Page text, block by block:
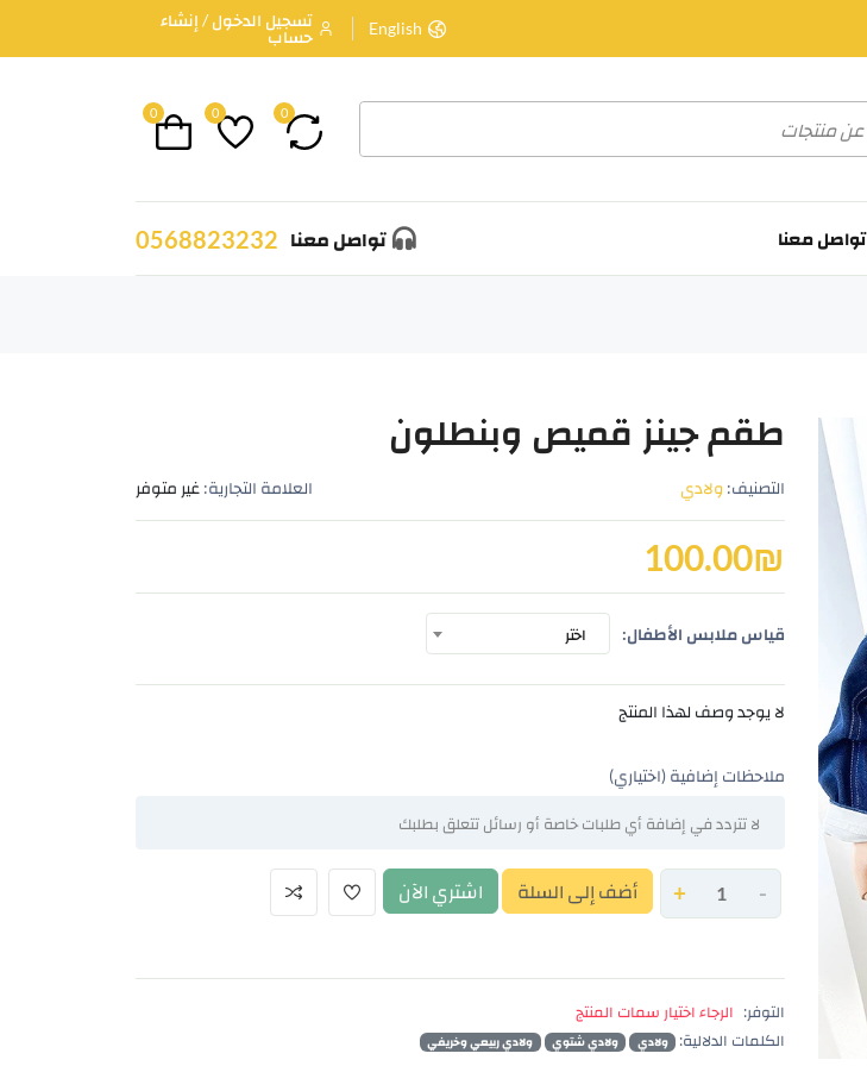
English
تسجيل الدخول / إنشاء
حساب
0
0
0
تواصل معنا تواصل معنا 0568823232
طقم جينز قميص وبنطلون
التصنيف: ولادي العلامة التجارية: غير متوفر
100.00₪
قياس ملابس الأطفال: اختر
لا يوجد وصف لهذا المنتج
ملاحظات إضافية (اختياري)
-
+ أضف إلى السلة اشتري الآن
التوفر:
الرجاء اختيار سمات المنتج
الكلمات الدلالية:
ولادي ولادي شتوي ولادي ربيعي وخريفي